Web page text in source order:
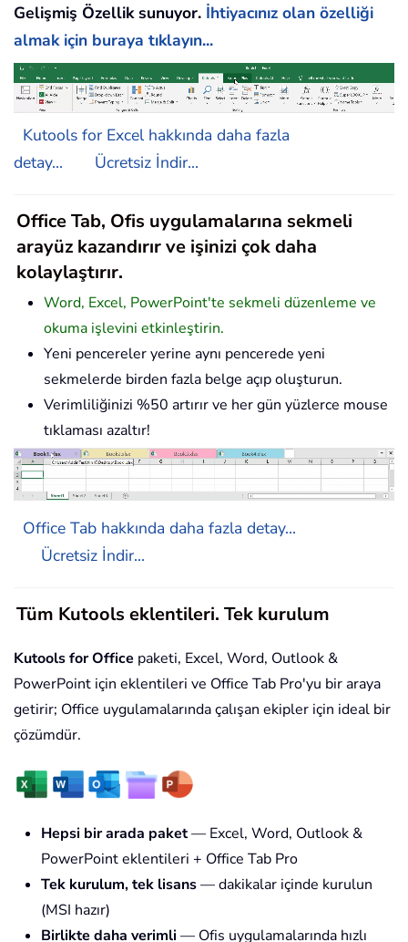
Gelişmiş Özellik sunuyor. İhtiyacınız olan özelliği
almak için buraya tıklayın...
Kutools for Excel hakkında daha fazla
detay...
Ücretsiz İndir...
Office Tab, Ofis uygulamalarına sekmeli
arayüz kazandırır ve işinizi çok daha
kolaylaştırır.
Word, Excel, PowerPoint'te sekmeli düzenleme ve
okuma işlevini etkinleştirin.
Yeni pencereler yerine aynı pencerede yeni
sekmelerde birden fazla belge açıp oluşturun.
Verimliliğinizi %50 artırır ve her gün yüzlerce mouse
tıklaması azaltır!
Office Tab hakkında daha fazla detay...
Ücretsiz İndir...
Tüm Kutools eklentileri. Tek kurulum
Kutools for Office paketi, Excel, Word, Outlook &
PowerPoint için eklentileri ve Office Tab Pro'yu bir araya
getirir; Office uygulamalarında çalışan ekipler için ideal bir
çözümdür.
Hepsi bir arada paket— Excel, Word, Outlook &
PowerPoint eklentileri + Office Tab Pro
Tek kurulum, tek lisans— dakikalar içinde kurulun
(MSI hazır)
Birlikte daha verimli — Ofis uygulamalarında hızlı